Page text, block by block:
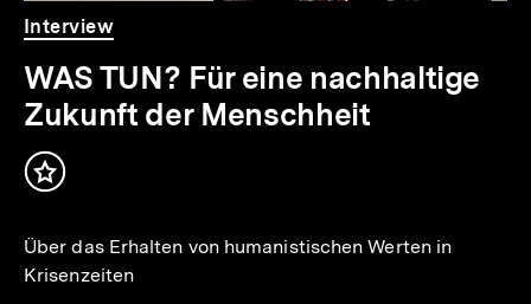
Video
Dauer
11
Min.
Interview
WAS TUN? Für eine nachhaltige
Zukunft der Menschheit
Inhalt
Über das Erhalten von humanistischen Werten in
Krisenzeiten